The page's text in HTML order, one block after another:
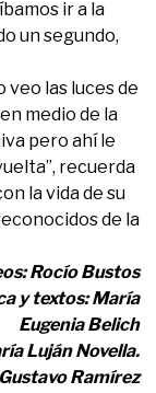
ir a la
un segundo,
veo las luces de
medio de la
pero ahí le
recuerda
la vida de su
de la
Rocío Bustos
y textos: María
Eugenia Belich
Luján Novella.
Ramírez